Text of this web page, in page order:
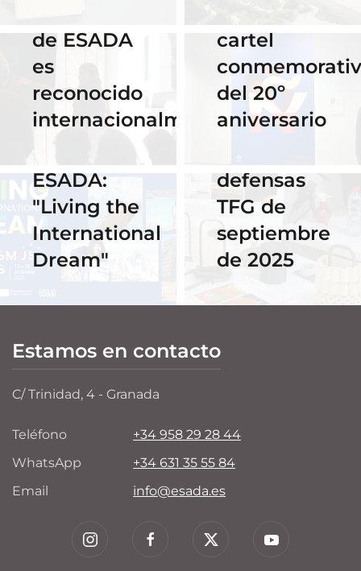
de ESADA
es
reconocido
internacionalmente
cartel
del 20º
aniversario
02 Octubre 2025
Celebra los
#ErasmusDays
ESADA:
"Living the
International
Dream"
16 Septiembre
2025
Horario y
acceso al
streaming
de las
defensas
TFG de
septiembre
de 2025
Estamos en contacto
C/ Trinidad, 4 - Granada
Teléfono
+34 958 29 28 44
WhatsApp
+34 631 35 55 84
Email
info@esada.es